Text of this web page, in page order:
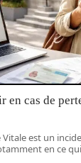
en cas de
Vitale est un
en ce